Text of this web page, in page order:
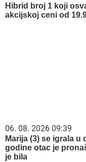
Hibrid broj 1 koji
akcijskoj ceni od
06. 08. 2026 09:39
Marija (3) se igrala
godine otac je
je bila